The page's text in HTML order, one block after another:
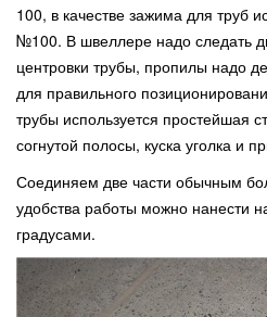
100, в качестве зажима для труб
№100. В швеллере надо следать
центровки трубы, пропилы надо
для правильного
трубы используется простейшая
согнутой полосы, куска уголка и
Соединяем две части обычным
удобства работы можно нанести
градусами.